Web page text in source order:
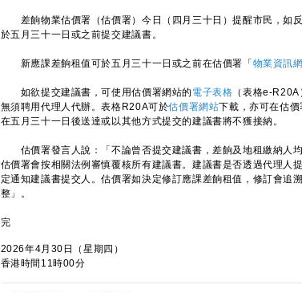
差餉物業估價署（估價署）今日（四月三十日）提醒市民，如
於五月三十一日或之前提交建議書。
新應課差餉租值可於五月三十一日或之前在估價署「 物業資訊網
如欲提交建議書，可使用估價署網站的 電子表格 （表格e-
無須聘用代理人代辦。表格R20A可於估價署網站下載，亦可在估價
在五月三十一日後送達或以其他方式提交的建議書將不獲接納。
估價署發言人說：「不論曾否提交建議書，差餉及地租繳納人均
估價署會按相關法例審慎覆核所有建議書。建議書是否透過代理人
定通知建議書提交人。估價署如決定修訂應課差餉租值，修訂會追
整」。
完
2026年4月30日（星期四）
香港時間11時00分